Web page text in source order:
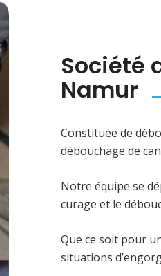
Société
Namur
Constituée de
débouchage de
Notre équipe se
curage et le
Que ce soit pour
situations